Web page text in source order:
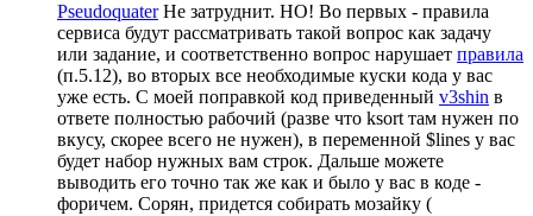
PseudoquaterНе затруднит. НО! Во первых - правила
сервиса будут рассматривать такой вопрос как задачу
или задание, и соответственно вопрос нарушает правила
(п.5.12), во вторых все необходимые куски кода у вас
уже есть. С моей поправкой код приведенный v3shin в
ответе полностью рабочий (разве что ksort там нужен по
вкусу, скорее всего не нужен), в переменной $lines у вас
будет набор нужных вам строк. Дальше можете
выводить его точно так же как и было у вас в коде -
форичем. Сорян, придется собирать мозайку (